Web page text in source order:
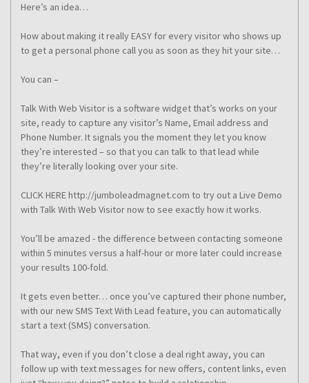
Here’s an idea…
How about making it really EASY for every visitor who shows up
to get a personal phone call you as soon as they hit your site…
You can –
Talk With Web Visitor is a software widget that’s works on your
site, ready to capture any visitor’s Name, Email address and
Phone Number. It signals you the moment they let you know
they’re interested – so that you can talk to that lead while
they’re literally looking over your site.
CLICK HERE http://jumboleadmagnet.com to try out a Live Demo
with Talk With Web Visitor now to see exactly how it works.
You’ll be amazed - the difference between contacting someone
within 5 minutes versus a half-hour or more later could increase
your results 100-fold.
It gets even better… once you’ve captured their phone number,
with our new SMS Text With Lead feature, you can automatically
start a text (SMS) conversation.
That way, even if you don’t close a deal right away, you can
follow up with text messages for new offers, content links, even